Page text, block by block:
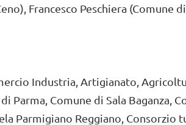
Francesco Peschiera (Comune di
Industria, Artigianato,
Parma, Comune di Sala Baganza,
Parmigiano Reggiano, Consorzio